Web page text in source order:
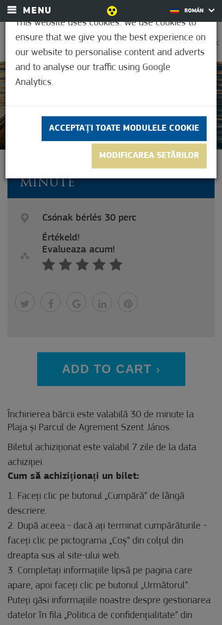
MENU ROMÁN
37,2°C
Neevaluat inca
ÎNCHIRIERE BARCĂ 30 DE
MINUTE
Csónak bérlés 30 perc
Értékeld!
Evalueaza acum!
ADD TO CART
Închirierea bărcii este valabilă 30 de minute la
Plaja și Parcul de Agrement Szent János.
Biletul achiziționat este valabil 7 zile de la data
achiziției.
Cum să achiziționați un bilet:
1. Faceți clic pe butonul „Cumpără” de lângă
descriere.
2. După aceea - dacă ați terminat cumpărăturile -
faceți clic pe pictograma „Coș” din colțul din
dreapta sus al site-ului web.
3. Completați informațiile lipsă pe pagina care
apare, apoi faceți clic pe butonul „Următorul”.
Puteți găsi informațiile noastre despre gestionarea
datelor în fila „Politica de confidențialitate” din
This website uses cookies. We use cookies to
ensure that we give you the best experience on
our website to personalise content and adverts
and to analyse our traffic using Google
Analytics.
ACCEPTAȚI TOATE MODULELE COOKIE
MODIFICAREA SETĂRILOR